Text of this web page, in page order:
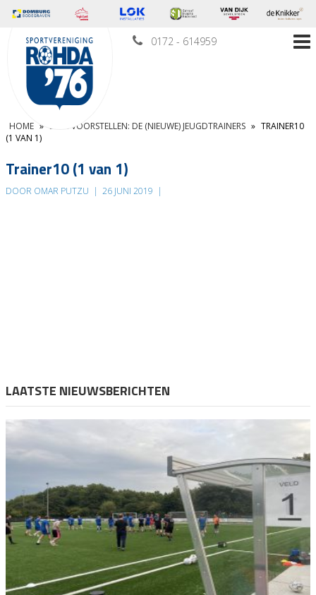
0172 - 614959
HOME » EVEN VOORSTELLEN: DE (NIEUWE) JEUGDTRAINERS » TRAINER10
(1 VAN 1)
Trainer10 (1 van 1)
DOOR OMAR PUTZU | 26 JUNI 2019 |
LAATSTE NIEUWSBERICHTEN